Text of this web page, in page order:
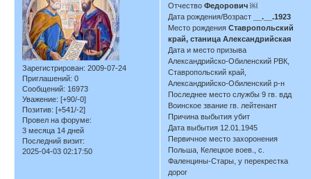
Зарегистрирован: 2009-07-24
Приглашений: 0
Сообщений: 16973
Уважение: [+90/-0]
Позитив: [+541/-2]
Провел на форуме:
3 месяца 14 дней
Последний визит:
2025-04-03 02:17:50
ОтчествоФедорович ￼
Дата рождения/Возраст __.__.1923
Место рожденияСтавропольский
край, станица Александрийская
Дата и место призыва
Александрийско-Обиленский РВК,
Ставропольский край,
Александрийско-Обиленский р-н
Последнее место службы 9 гв. вдд
Воинское звание гв. лейтенант
Причина выбытия убит
Дата выбытия 12.01.1945
Первичное место захоронения
Польша, Келецкое воев., с.
Фаленцины-Стары, у перекрестка
дорог